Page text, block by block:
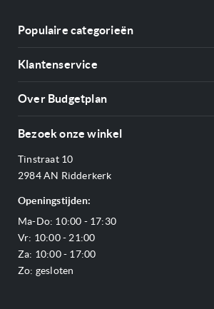
Populaire categorieën
Kookplaten
Afzuigkappen
Ovens
Stoomovens
Magnetrons
Vaatwassers
Complete keukens
Outlet
Klantenservice
Betalen
Veelgestelde vragen
Service & garantie
Sitemap
Over Budgetplan
Adres & Route
Reviews Budgetplan
Blog
Bezoek onze winkel
Tinstraat 10
2984 AN Ridderkerk
Openingstijden:
Ma-Do: 10:00 - 17:30
Vr: 10:00 - 21:00
Za: 10:00 - 17:00
Zo: gesloten